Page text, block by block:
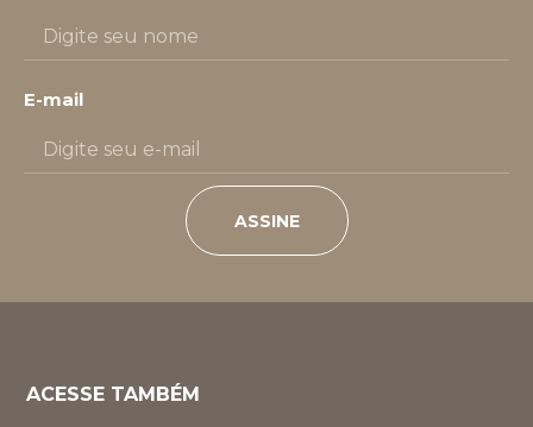
E-mail
ASSINE
ACESSE TAMBÉM